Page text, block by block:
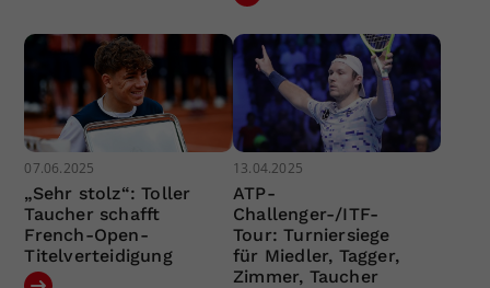
07.06.2025
„Sehr stolz“: Toller
Taucher schafft
French-Open-
Titelverteidigung
13.04.2025
ATP-
Challenger-/ITF-
Tour: Turniersiege
für Miedler, Tagger,
Zimmer, Taucher